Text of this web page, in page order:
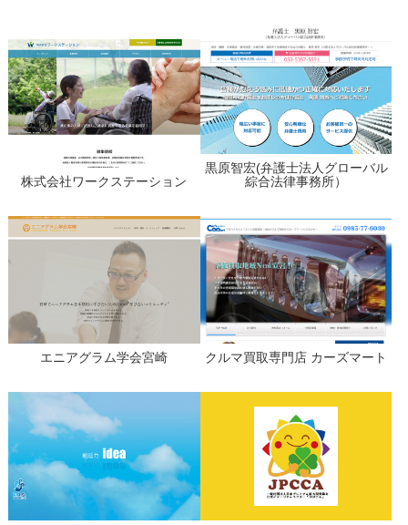
株式会社ワークステーション
黒原智宏(弁護士法人グローバル
綜合法律事務所）
エニアグラム学会宮崎 クルマ買取専門店 カーズマート